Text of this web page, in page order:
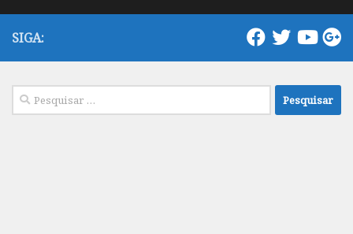
SIGA:
Pesquisar
por: